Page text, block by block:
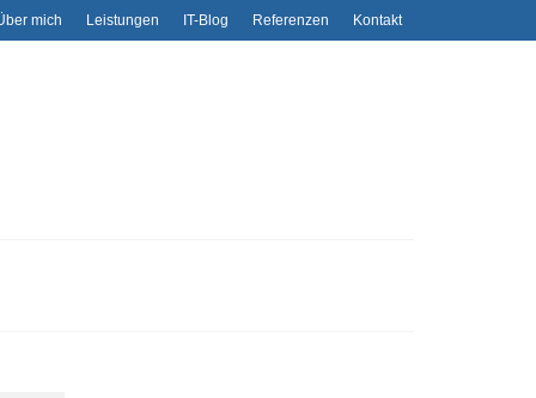
mich Leistungen IT-Blog Referenzen Kontakt